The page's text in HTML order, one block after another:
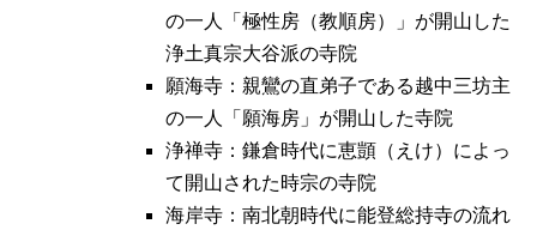
の一人「極性房（教順房）」が開山した
浄土真宗大谷派の寺院
願海寺：親鸞の直弟子である越中三坊主
の一人「願海房」が開山した寺院
浄禅寺：鎌倉時代に恵顗（えけ）によっ
て開山された時宗の寺院
海岸寺：南北朝時代に能登総持寺の流れ